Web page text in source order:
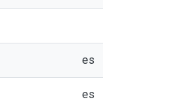
es
es